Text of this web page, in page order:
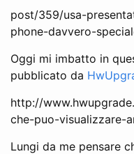
post/359/usa-
phone-davvero-
Oggi mi imbatto in
pubblicato da
http://
che-puo-visualizzare-
Lungi da me pensare